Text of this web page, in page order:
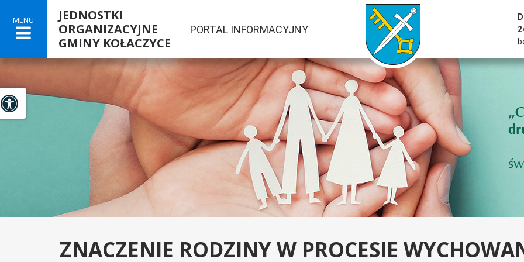
MENU
JEDNOSTKI
ORGANIZACYJNE
GMINY KOŁACZYCE
PORTAL INFORMACYJNY
przejść do strony głównej serwisu

Panel dostosowania ułatwień dostępu
ZNACZENIE RODZINY W PROCESIE